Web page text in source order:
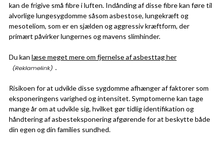
kan de frigive små fibre i luften. Indånding af disse fibre kan føre til
alvorlige lungesygdomme såsom asbestose, lungekræft og
mesoteliom, som er en sjælden og aggressiv kræftform, der
primært påvirker lungernes og mavens slimhinder.
Du kan læse meget mere om fjernelse af asbesttag her
.
Risikoen for at udvikle disse sygdomme afhænger af faktorer som
eksponeringens varighed og intensitet. Symptomerne kan tage
mange år om at udvikle sig, hvilket gør tidlig identifikation og
håndtering af asbesteksponering afgørende for at beskytte både
din egen og din families sundhed.